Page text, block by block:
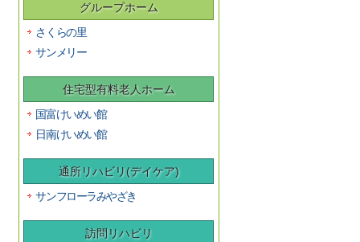
グループホーム
さくらの里
サンメリー
住宅型有料老人ホーム
国富けいめい館
日南けいめい館
通所リハビリ(デイケア)
サンフローラみやざき
訪問リハビリ